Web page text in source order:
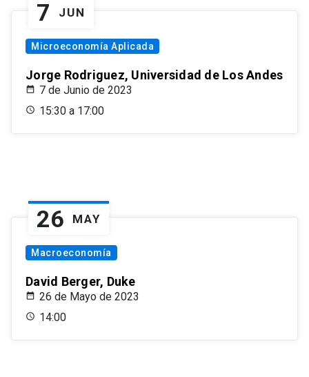
7 JUN
Microeconomía Aplicada
Jorge Rodriguez, Universidad de Los Andes
7 de Junio de 2023
15:30 a 17:00
26 MAY
Macroeconomía
David Berger, Duke
26 de Mayo de 2023
14:00